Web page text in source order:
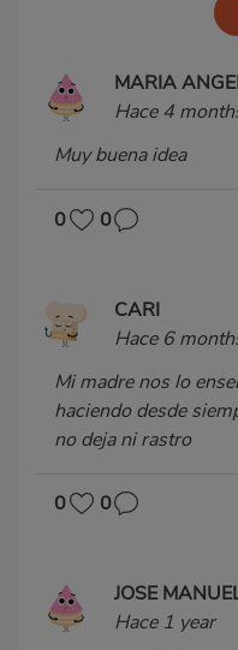
MARIA
Hace 4
Muy buena idea
0 0
CARI
Hace 6
Mi madre nos lo
haciendo desde
no deja ni rastro
0 0
JOSE
Hace 1 year